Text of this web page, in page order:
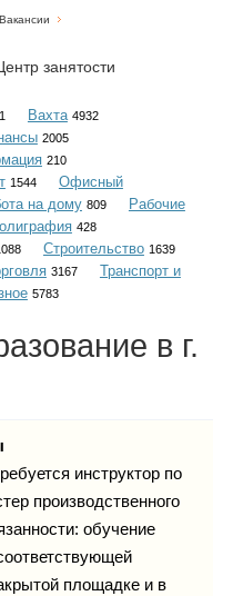
Вакансии
занятости
Вахта 4932
2005
210
1544
Офисный
на дому 809
Рабочие
428
Строительство 1639
3167
Транспорт и
5783
в г.
инструктор по
производственного
обучение
площадке и в